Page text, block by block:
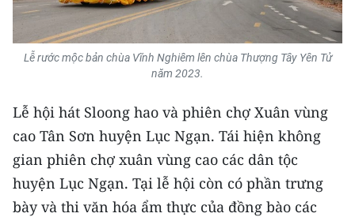
Đồng bằng sông Hồng
Bắc Trung Bộ
Duyên hải Nam Trung Bộ và Tây
Đông Nam Bộ
Đồng bằng sông Cửu Long
Chuyên trang Hà Nội
Lễ rước mộc bản chùa Vĩnh Nghiêm lên chùa Thượng Tây Yên Tử
năm 2023.
Lễ hội hát Sloong hao và phiên chợ Xuân vùng
cao Tân Sơn huyện Lục Ngạn. Tái hiện không
gian phiên chợ xuân vùng cao các dân tộc
huyện Lục Ngạn. Tại lễ hội còn có phần trưng
bày và thi văn hóa ẩm thực của đồng bào các